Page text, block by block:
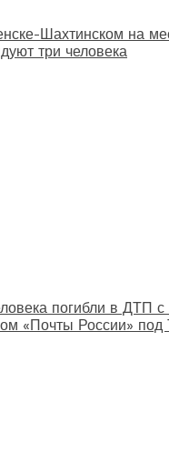
Шахтинском на
три человека
погибли в ДТП с
«Почты России» под